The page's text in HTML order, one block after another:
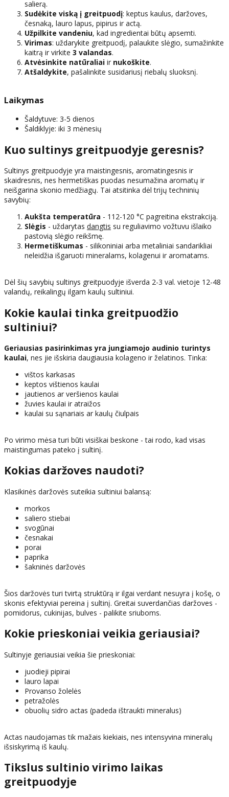
salierą.
Sudėkite viską į greitpuodį: keptus kaulus, daržoves,
česnaką, lauro lapus, pipirus ir actą.
Užpilkite vandeniu, kad ingredientai būtų apsemti.
Virimas: uždarykite greitpuodį, palaukite slėgio, sumažinkite
kaitrą ir virkite 3 valandas.
Atvėsinkite natūraliai ir nukoškite.
Atšaldykite, pašalinkite susidariusį riebalų sluoksnį.
Laikymas
Šaldytuve: 3-5 dienos
Šaldiklyje: iki 3 mėnesių
Kuo sultinys greitpuodyje geresnis?
Sultinys greitpuodyje yra maistingesnis, aromatingesnis ir
skaidresnis, nes hermetiškas puodas nesumažina aromatų ir
neišgarina skonio medžiagų. Tai atsitinka dėl trijų techninių
savybių:
Aukšta temperatūra - 112-120 °C pagreitina ekstrakciją.
Slėgis - uždarytas dangtis su reguliavimo vožtuvu išlaiko
pastovią slėgio reikšmę.
Hermetiškumas - silikoniniai arba metaliniai sandarikliai
neleidžia išgaruoti mineralams, kolagenui ir aromatams.
Dėl šių savybių sultinys greitpuodyje išverda 2-3 val. vietoje 12-48
valandų, reikalingų ilgam kaulų sultiniui.
Kokie kaulai tinka greitpuodžio
sultiniui?
Geriausias pasirinkimas yra jungiamojo audinio turintys
kaulai, nes jie išskiria daugiausia kolageno ir želatinos. Tinka:
vištos karkasas
keptos vištienos kaulai
jautienos ar veršienos kaulai
žuvies kaulai ir atraižos
kaulai su sąnariais ar kaulų čiulpais
Po virimo mėsa turi būti visiškai beskone - tai rodo, kad visas
maistingumas pateko į sultinį.
Kokias daržoves naudoti?
Klasikinės daržovės suteikia sultiniui balansą:
morkos
saliero stiebai
svogūnai
česnakai
porai
paprika
šakninės daržovės
Šios daržovės turi tvirtą struktūrą ir ilgai verdant nesuyra į košę, o
skonis efektyviai pereina į sultinį. Greitai suverdančias daržoves -
pomidorus, cukinijas, bulves - palikite sriuboms.
Kokie prieskoniai veikia geriausiai?
Sultinyje geriausiai veikia šie prieskoniai:
juodieji pipirai
lauro lapai
Provanso žolelės
petražolės
obuolių sidro actas (padeda ištraukti mineralus)
Actas naudojamas tik mažais kiekiais, nes intensyvina mineralų
išsiskyrimą iš kaulų.
Tikslus sultinio virimo laikas
greitpuodyje